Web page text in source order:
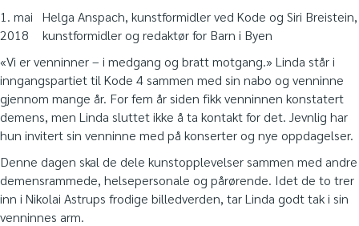
1. mai
2018
Helga Anspach, kunstformidler ved Kode og Siri Breistein,
kunstformidler og redaktør for Barn i Byen
«Vi er venninner – i medgang og bratt motgang.» Linda står i
inngangspartiet til Kode 4 sammen med sin nabo og venninne
gjennom mange år. For fem år siden fikk venninnen konstatert
demens, men Linda sluttet ikke å ta kontakt for det. Jevnlig har
hun invitert sin venninne med på konserter og nye oppdagelser.
Denne dagen skal de dele kunstopplevelser sammen med andre
demensrammede, helsepersonale og pårørende. Idet de to trer
inn i Nikolai Astrups frodige billedverden, tar Linda godt tak i sin
venninnes arm.